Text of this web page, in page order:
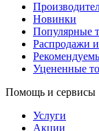
Новинки
Популярные
Распродажи
Уцененные
Помощь и сервисы
Услуги
Акции